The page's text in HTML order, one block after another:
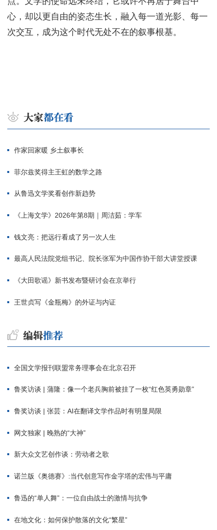
心，却以更自由的姿态生长，融入每一道光影、每一
次交互，成为这个时代无处不在的叙事根基。
作家回家暖 乡土叙事长
菲尔兹奖得主王虹的数学之路
从鲁迅文学奖看创作新趋势
《上海文学》2026年第8期｜周洁茹：学车
钱文亮：把远行看成了另一次人生
最高人民法院党组书记、院长张军为中国作协干部大讲堂授课
《大田歌谣》新书发布暨研讨会在京举行
王世贞写《金瓶梅》的外证与内证
全国文学报刊联盟常务理事会在北京召开
鲁奖访谈 | 蒲隆：像一个老兵胸前被挂了一枚“红色英勇勋章”
鲁奖访谈 | 张芸：AI在翻译文学作品时有明显局限
网文独家 | 晚熟的“大神”
新大众文艺创作谈：劳动者之歌
诺兰版《奥德赛》:当代创意写作金字塔的宏伟与平庸
鲁迅的“单人舞”：一位自由战士的激情与抗争
在地文化：如何保护散落的文化“繁星”